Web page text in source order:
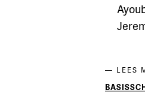
LEES